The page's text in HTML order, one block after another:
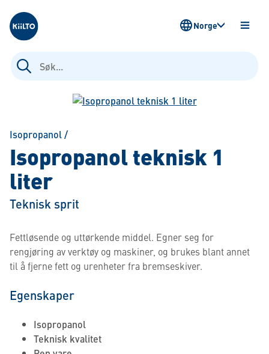
Kiilto Norway
Søk
etter:
ÅPNE
Norge
Isopropanol/
Isopropanol teknisk 1
liter
Teknisk sprit
Fettløsende og uttørkende middel. Egner seg for
rengjøring av verktøy og maskiner, og brukes blant annet
til å fjerne fett og urenheter fra bremseskiver.
Egenskaper
Isopropanol
Teknisk kvalitet